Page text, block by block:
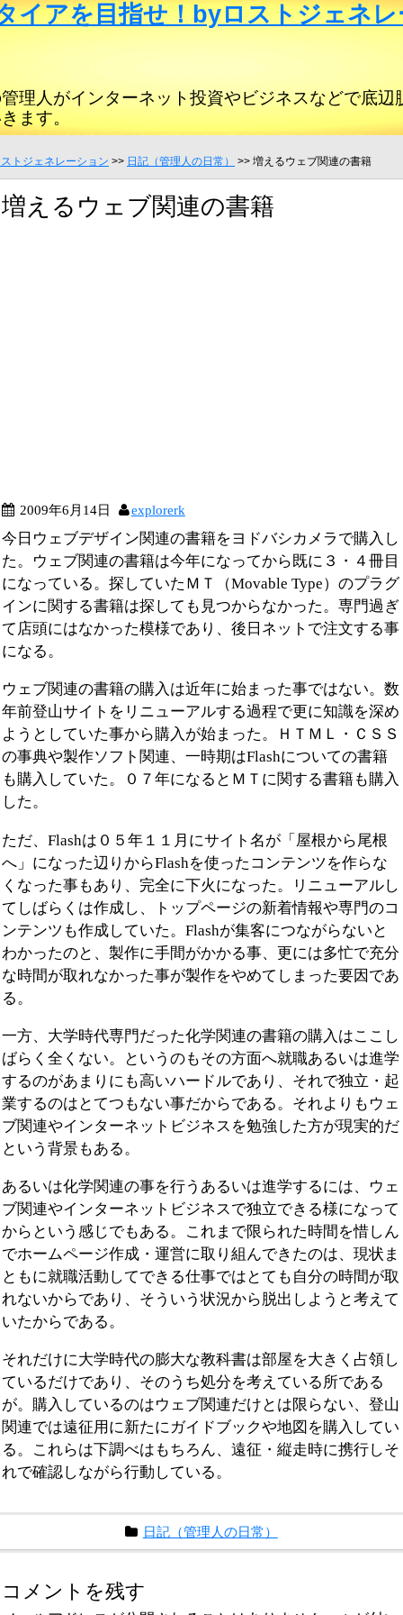
イアを目指せ！byロストジェネ
理人がインターネット投資やビジネスなどで底辺
ます。
トジェネレーション >> 日記（管理人の日常） >> 増えるウェブ関連の書籍
増えるウェブ関連の書籍
2009年6月14日 explorerk
今日ウェブデザイン関連の書籍をヨドバシカメラで購入し
た。ウェブ関連の書籍は今年になってから既に３・４冊目
になっている。探していたＭＴ（Movable Type）のプラグ
インに関する書籍は探しても見つからなかった。専門過ぎ
て店頭にはなかった模様であり、後日ネットで注文する事
になる。
ウェブ関連の書籍の購入は近年に始まった事ではない。数
年前登山サイトをリニューアルする過程で更に知識を深め
ようとしていた事から購入が始まった。ＨＴＭＬ・ＣＳＳ
の事典や製作ソフト関連、一時期はFlashについての書籍
も購入していた。０７年になるとＭＴに関する書籍も購入
した。
ただ、Flashは０５年１１月にサイト名が「屋根から尾根
へ」になった辺りからFlashを使ったコンテンツを作らな
くなった事もあり、完全に下火になった。リニューアルし
てしばらくは作成し、トップページの新着情報や専門のコ
ンテンツも作成していた。Flashが集客につながらないと
わかったのと、製作に手間がかかる事、更には多忙で充分
な時間が取れなかった事が製作をやめてしまった要因であ
る。
一方、大学時代専門だった化学関連の書籍の購入はここし
ばらく全くない。というのもその方面へ就職あるいは進学
するのがあまりにも高いハードルであり、それで独立・起
業するのはとてつもない事だからである。それよりもウェ
ブ関連やインターネットビジネスを勉強した方が現実的だ
という背景もある。
あるいは化学関連の事を行うあるいは進学するには、ウェ
ブ関連やインターネットビジネスで独立できる様になって
からという感じでもある。これまで限られた時間を惜しん
でホームページ作成・運営に取り組んできたのは、現状ま
ともに就職活動してできる仕事ではとても自分の時間が取
れないからであり、そういう状況から脱出しようと考えて
いたからである。
それだけに大学時代の膨大な教科書は部屋を大きく占領し
ているだけであり、そのうち処分を考えている所である
が。購入しているのはウェブ関連だけとは限らない、登山
関連では遠征用に新たにガイドブックや地図を購入してい
る。これらは下調べはもちろん、遠征・縦走時に携行しそ
れで確認しながら行動している。
日記（管理人の日常）
コメントを残す